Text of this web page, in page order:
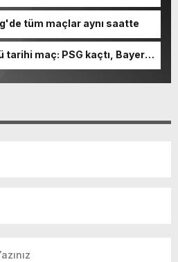
tüm maçlar aynı saatte
tarihi maç: PSG kaçtı, Bayern